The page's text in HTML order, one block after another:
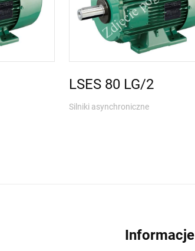
LSES 80 LG/2
Silniki asynchroniczne
Informacje